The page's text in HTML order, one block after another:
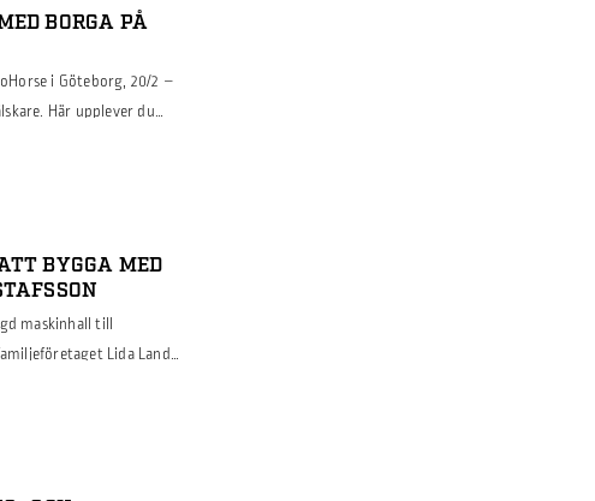
BORGA PÅ
i Göteborg, 20/2 –
Här upplever du
BYGGA MED
maskinhall till
Lida Land